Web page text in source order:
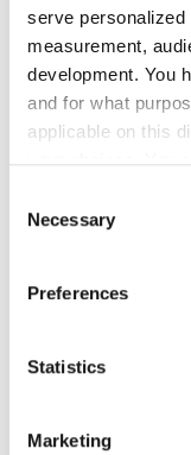
serve personalized
measurement,
development. You
and for what
applicable on this
the Privacy trigger
Collect
meters
Identify
Selection
Necessary
Preferences
Statistics
Marketing